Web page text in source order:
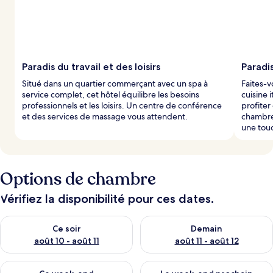
Paradis du travail et des loisirs
Situé dans un quartier commerçant avec un spa à
service complet, cet hôtel équilibre les besoins
professionnels et les loisirs. Un centre de conférence
et des services de massage vous attendent.
Faites-
cuisine
profiter
une
Options de chambre
Vérifiez la disponibilité pour ces dates.
Ce soir
août 10 - août 11
Vérifier la disponibilité pour ce soir août 10 - août 11
Demain
août 11 - août 12
Vérifier la disponibilité pour
Vérifier la disponibilité pour ce week-end août 14 - août 16
Vérifier la disponibilité pour